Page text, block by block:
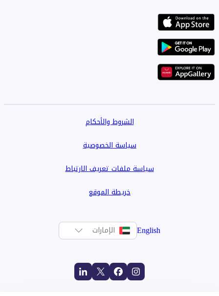
الشروط والأحكام
سياسة الخصوصية
سياسة ملفات تعريف الارتباط
خريطة الموقع
English الإمارات